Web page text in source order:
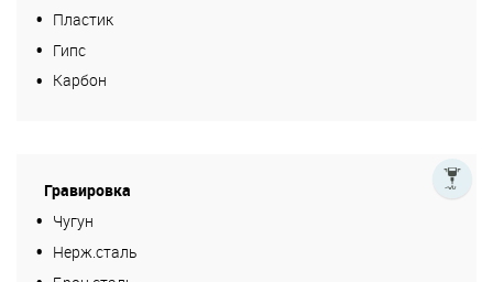
Пластик
Гипс
Карбон
Гравировка
Чугун
Нерж.сталь